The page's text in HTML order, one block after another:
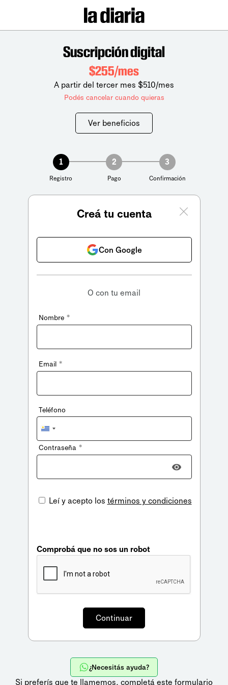
Suscripción digital
$255/mes
A partir del tercer mes $510/mes
Podés cancelar cuando quieras
Ver beneficios
1
Registro
2
Pago
3
Confirmación
Creá tu cuenta
Con Google
O con tu email
Nombre *
Email *
Teléfono
Uruguay
+598
Contraseña *
Leí y acepto los términos y condiciones
Comprobá que no sos un robot
¿Necesitás ayuda?
Si preferís que te llamemos, completá este formulario